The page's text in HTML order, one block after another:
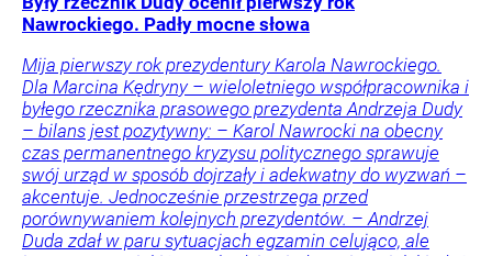
Nawrockiego. Padły mocne słowa
Mija pierwszy rok prezydentury Karola Nawrockiego.
Dla Marcina Kędryny – wieloletniego współpracownika i
byłego rzecznika prasowego prezydenta Andrzeja Dudy
– bilans jest pozytywny: – Karol Nawrocki na obecny
czas permanentnego kryzysu politycznego sprawuje
swój urząd w sposób dojrzały i adekwatny do wyzwań –
akcentuje. Jednocześnie przestrzega przed
porównywaniem kolejnych prezydentów. – Andrzej
Duda zdał w paru sytuacjach egzamin celująco, ale